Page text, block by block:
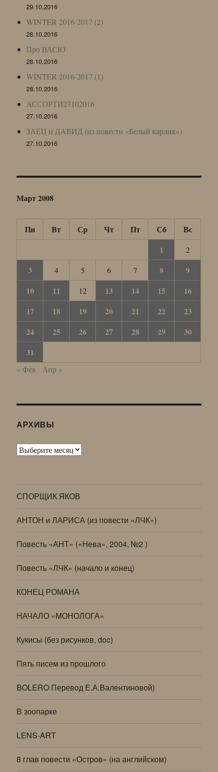
29.10.2016
WINTER 2016-2017 (2)
28.10.2016
Про ВАСЮ
28.10.2016
WINTER 2016-2017 (1)
28.10.2016
АССОРТИ27102016
27.10.2016
ЗАЕЦ и ДАВИД (из повести «Белый карлик»)
27.10.2016
Март 2008
Пн Вт Ср Чт Пт Сб
Вс
1
2
3 4 5 6 7 8
9
10
11 12 13 14 15
16
17
18 19 20 21 22
23
24
25 26 27 28 29
30
31
« Фев Апр »
АРХИВЫ
Архивы
СПОРЩИК ЯКОВ
АНТОН и ЛАРИСА (из повести «ЛЧК»)
Повесть «АНТ» («Нева», 2004, №2 )
Повесть «ЛЧК» (начало и конец)
КОНЕЦ РОМАНА
НАЧАЛО «МОНОЛОГА»
Кукисы (без рисунков, doc)
Пять писем из прошлого
BOLERO Перевод Е.А.Валентиновой)
В зоопарке
LENS-ART
8 глав повести «Остров» (на английском)